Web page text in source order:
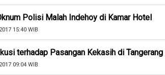
Polisi Malah Indehoy di Kamar Hotel
15:40 WIB
terhadap Pasangan Kekasih di Tangerang
09:04 WIB